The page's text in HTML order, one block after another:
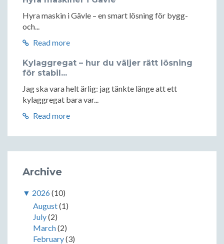
Hyra maskin i Gävle – en smart lösning för bygg-
och...
Read more
Kylaggregat – hur du väljer rätt lösning
för stabil...
Jag ska vara helt ärlig: jag tänkte länge att ett
kylaggregat bara var...
Read more
Archive
▼ 2026(10)
August(1)
July(2)
March(2)
February(3)